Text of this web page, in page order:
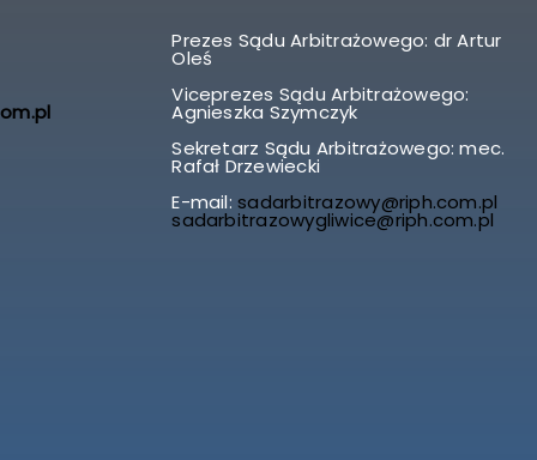
Prezes Sądu Arbitrażowego: dr Artur
Oleś
Viceprezes Sądu Arbitrażowego:
Agnieszka Szymczyk
Sekretarz Sądu Arbitrażowego: mec.
Rafał Drzewiecki
E-mail:sadarbitrazowy@riph.com.pl
sadarbitrazowygliwice@riph.com.pl